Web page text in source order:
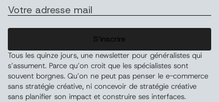
E-
Tous les quinze jours, une newsletter pour généralistes qui
s’assument. Parce qu’on croit que les spécialistes sont
souvent borgnes. Qu’on ne peut pas penser le e-commerce
sans stratégie créative, ni concevoir de stratégie créative
sans planifier son impact et construire ses interfaces.